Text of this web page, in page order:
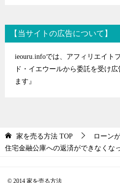
【当サイトの広告について】
ieouru.infoでは、アフィリエイト
ド・イエウールから委託を受け
ます』
家を売る方法 TOP
ローン
住宅金融公庫への返済ができなくな
© 2014 家を売る方法